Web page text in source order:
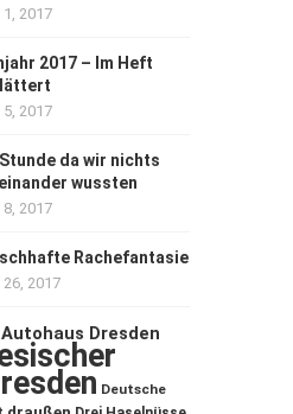
1, 2017
2017 – Im Heft
5, 2017
Stunde da wir nichts
wussten
8, 2017
Rachefantasie
26, 2017
Autohaus Dresden
Deutsche